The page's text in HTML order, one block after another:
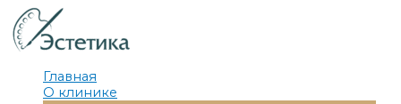
Перейти
к
содержимому
Главная
О клинике